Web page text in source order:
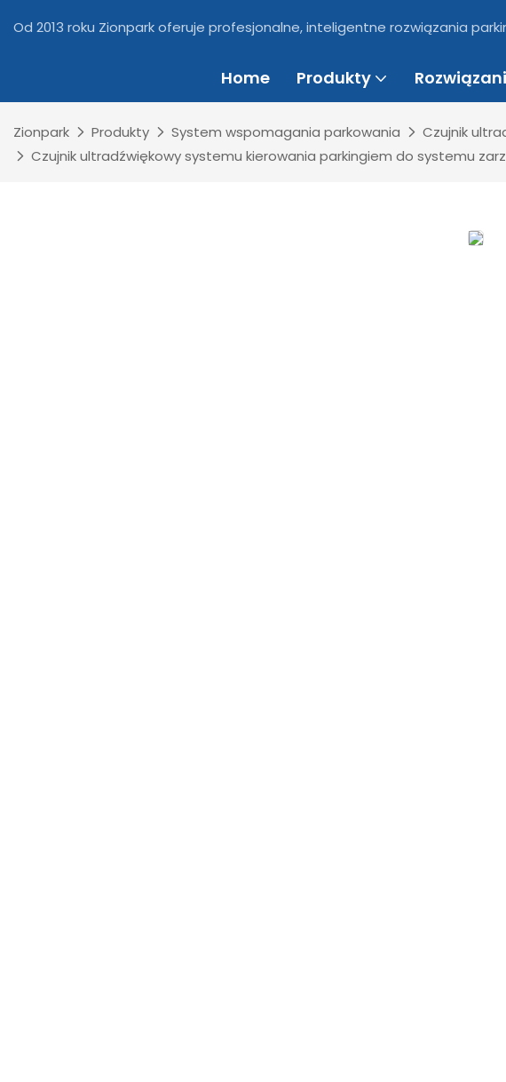
Od 2013 roku Zionpark oferuje profesjonalne, inteligentne rozwiązania
Home Produkty
Zionpark Produkty System wspomagania parkowania
Czujnik
Czujnik ultradźwiękowy systemu kierowania parkingiem do systemu